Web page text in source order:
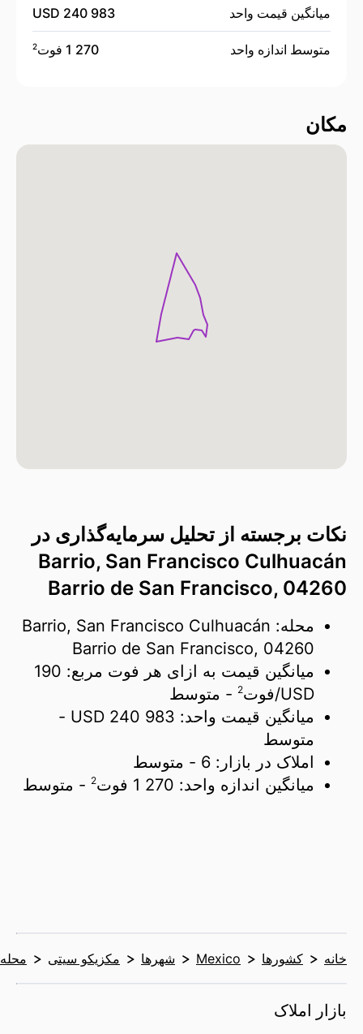
میانگین قیمت واحد 240 983 USD
متوسط اندازه واحد 1 270 فوت 2
مکان
نکات برجسته از تحلیل سرمایه‌گذاری در
Barrio, San Francisco Culhuacán
Barrio de San Francisco, 04260
محله: Barrio, San Francisco Culhuacán
Barrio de San Francisco, 04260
میانگین قیمت به ازای هر فوت مربع: 190
USD/ فوت2 - متوسط
میانگین قیمت واحد: 240 983 USD
-
متوسط
املاک در بازار: 6 - متوسط
میانگین اندازه واحد: 1 270 فوت 2 - متوسط
خانه کشورها Mexico شهرها مکزیکو سیتی
بازار املاک